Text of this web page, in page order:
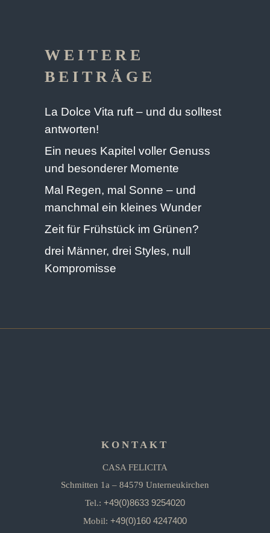
WEITERE
BEITRÄGE
La Dolce Vita ruft – und du solltest
antworten!
Ein neues Kapitel voller Genuss
und besonderer Momente
Mal Regen, mal Sonne – und
manchmal ein kleines Wunder
Zeit für Frühstück im Grünen?
drei Männer, drei Styles, null
Kompromisse
KONTAKT
CASA FELICITA
Schmitten 1a – 84579 Unterneukirchen
Tel.: +49(0)8633 9254020
Mobil: +49(0)160 4247400